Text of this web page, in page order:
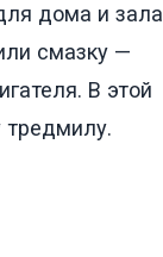
дома и
смазку —
В этой